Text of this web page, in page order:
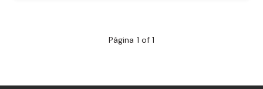
Página 1 of 1